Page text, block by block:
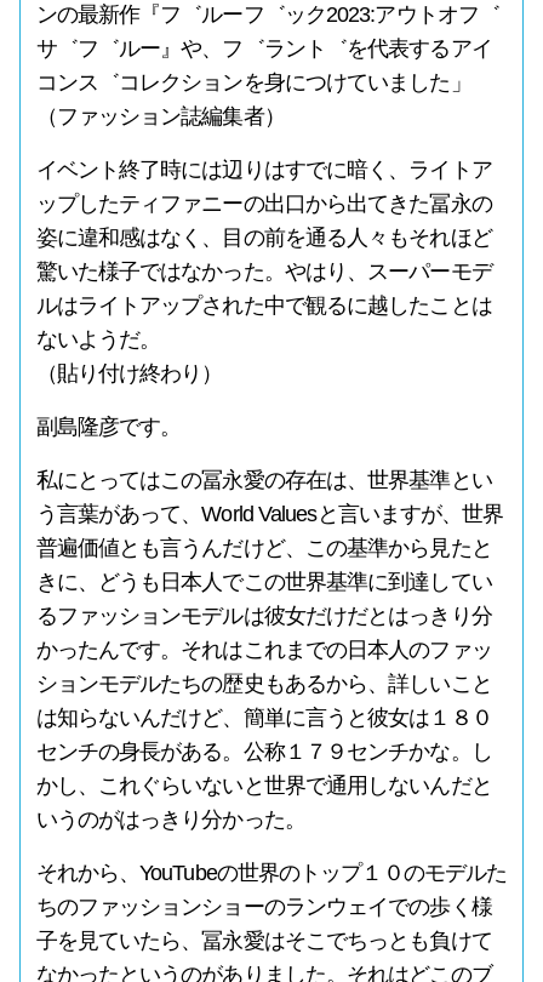
ンの最新作『フ゛ルーフ゛ック2023:アウトオフ゛
サ゛フ゛ルー』や、フ゛ラント゛を代表するアイ
コンス゛コレクションを身につけていました」
（ファッション誌編集者）
イベント終了時には辺りはすでに暗く、ライトア
ップしたティファニーの出口から出てきた冨永の
姿に違和感はなく、目の前を通る人々もそれほど
驚いた様子ではなかった。やはり、スーパーモデ
ルはライトアップされた中で観るに越したことは
ないようだ。
（貼り付け終わり）
副島隆彦です。
私にとってはこの冨永愛の存在は、世界基準とい
う言葉があって、World Valuesと言いますが、世界
普遍価値とも言うんだけど、この基準から見たと
きに、どうも日本人でこの世界基準に到達してい
るファッションモデルは彼女だけだとはっきり分
かったんです。それはこれまでの日本人のファッ
ションモデルたちの歴史もあるから、詳しいこと
は知らないんだけど、簡単に言うと彼女は１８０
センチの身長がある。公称１７９センチかな。し
かし、これぐらいないと世界で通用しないんだと
いうのがはっきり分かった。
それから、YouTubeの世界のトップ１０のモデルた
ちのファッションショーのランウェイでの歩く様
子を見ていたら、冨永愛はそこでちっとも負けて
なかったというのがありました。それはどこのブ